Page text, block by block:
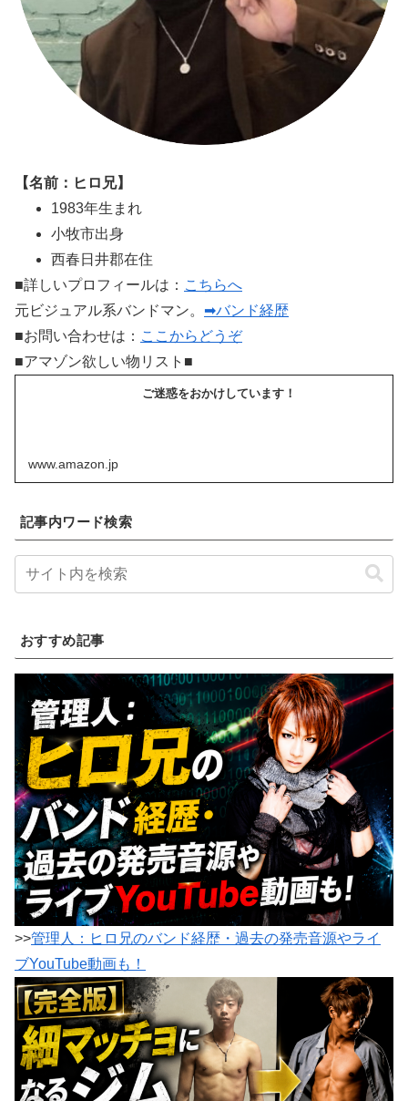
【名前：ヒロ兄】
1983年生まれ
小牧市出身
西春日井郡在住
■詳しいプロフィールは： こちらへ
元ビジュアル系バンドマン。 ➡バンド経歴
■お問い合わせは： ここからどうぞ
■アマゾン欲しい物リスト■
ご迷惑をおかけしています！
www.amazon.jp
記事内ワード検索
おすすめ記事
>>管理人：ヒロ兄のバンド経歴・過去の発売音源やライ
ブYouTube動画も！